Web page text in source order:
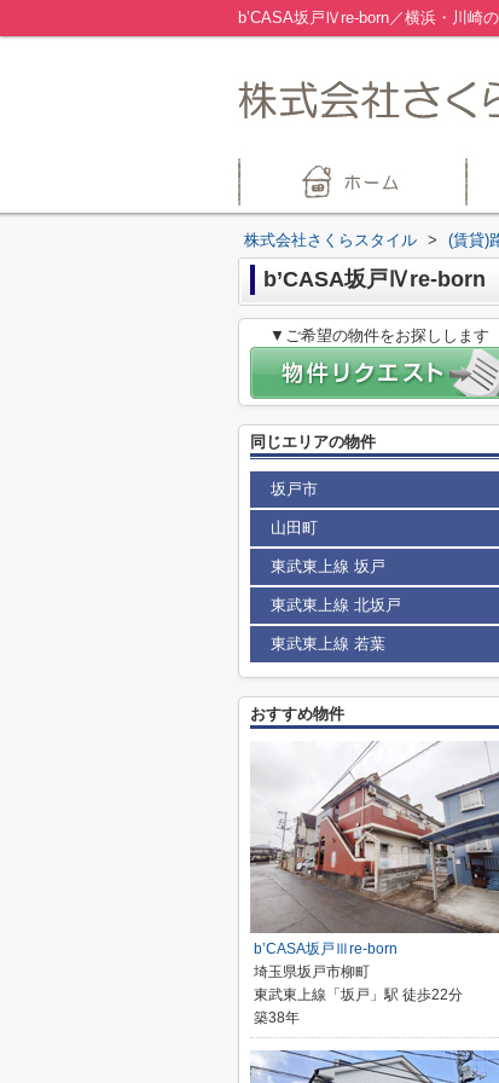
b’CASA坂戸Ⅳre-born／横浜・川崎
株式会社さくらスタイル > (賃貸)
b’CASA坂戸Ⅳre-born
▼ご希望の物件をお探しします
同じエリアの物件
坂戸市
山田町
東武東上線 坂戸
東武東上線 北坂戸
東武東上線 若葉
おすすめ物件
b’CASA坂戸Ⅲre-born
埼玉県坂戸市柳町
東武東上線「坂戸」駅 徒歩22分
築38年